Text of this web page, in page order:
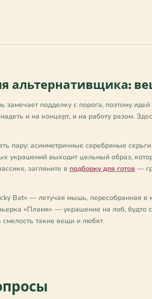
дизайна
чистоты
альтернативщика:
замечает подделку с порога, поэтому
и на концерт, и на работу разом.
пару: асимметричные серебряные
украшений выходит цельный образ,
загляните в подборку для готов —
Bat» — летучая мышь, пересобранная в
«Пламя» — украшение на лоб, будто
такие вещи и любят.